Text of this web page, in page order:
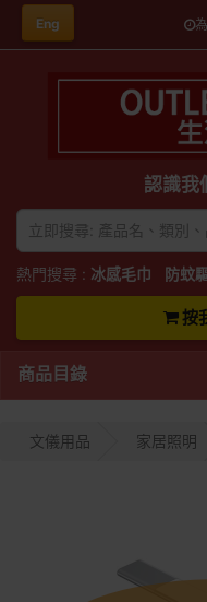
Eng
認識我
熱門搜尋 : 冰感毛巾 防蚊
按
商品目錄
文儀用品 家居照明